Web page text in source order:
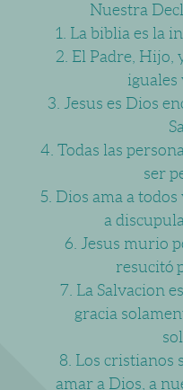
Nuestra
1. La biblia es la
2. El Padre, Hijo,
iguales
3. Jesus es Dios
4. Todas las
ser
5. Dios ama a
a
6. Jesus murio
resucitó
7. La Salvacion
gracia
8. Los cristianos
amar a Dios, a